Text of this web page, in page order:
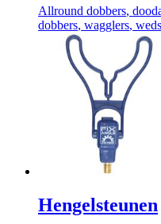
Allround dobbers,
dobbers, wagglers,
Hengelsteunen